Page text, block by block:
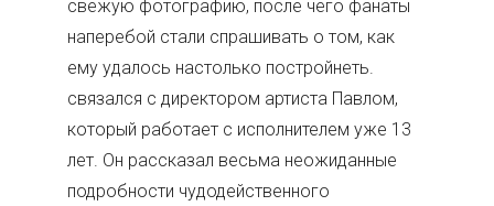
свежую фотографию, после чего фанаты
наперебой стали спрашивать о том, как
ему удалось настолько постройнеть.
связался с директором артиста Павлом,
который работает с исполнителем уже 13
лет. Он рассказал весьма неожиданные
подробности чудодейственного